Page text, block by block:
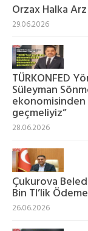
Orzax Halka
29.06.2026
TÜRKONFED
Süleyman
geçmeliyiz”
28.06.2026
Çukurova
Bin Tl’lik Ödeme
26.06.2026